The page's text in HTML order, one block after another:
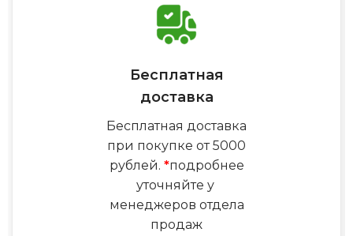
Бесплатная
доставка
Бесплатная доставка
при покупке от 5000
рублей. *подробнее
уточняйте у
менеджеров отдела
продаж